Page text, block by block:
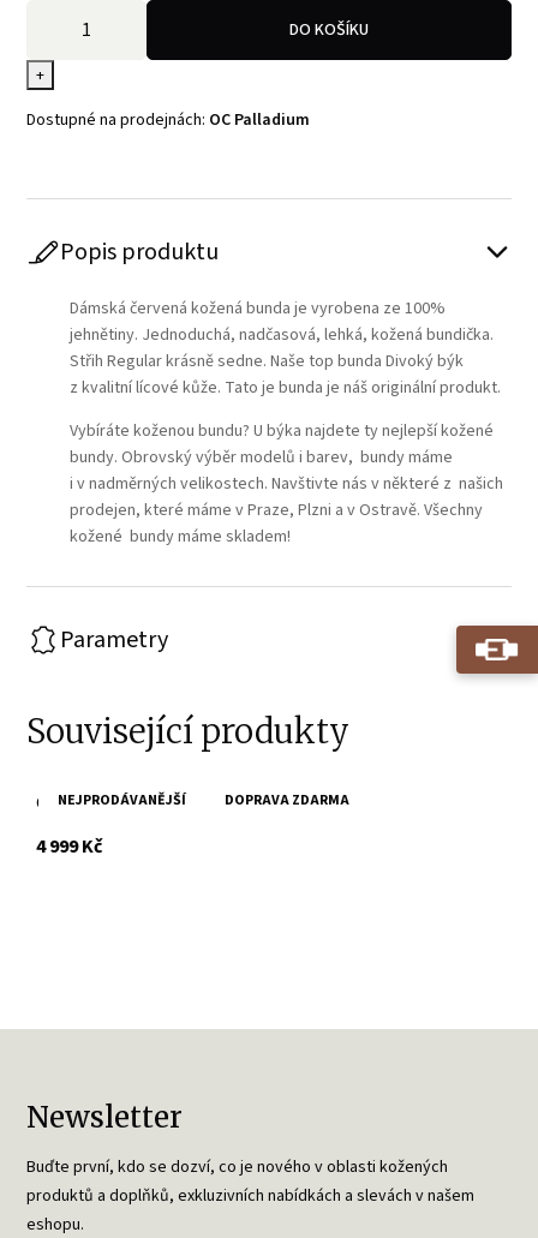
+
DO KOŠÍKU
Dostupné na prodejnách: OC Palladium
Popis produktu
Dámská červená kožená bunda je vyrobena ze 100%
jehnětiny. Jednoduchá, nadčasová, lehká, kožená bundička.
Střih Regular krásně sedne. Naše top bunda Divoký býk
z kvalitní lícové kůže. Tato je bunda je náš originální produkt.
Vybíráte koženou bundu? U býka najdete ty nejlepší kožené
bundy. Obrovský výběr modelů i barev, bundy máme
i v nadměrných velikostech. Navštivte nás v některé z našich
prodejen, které máme v Praze, Plzni a v Ostravě. Všechny
kožené bundy máme skladem!
Parametry
Související produkty
NEJPRODÁVANĚJŠÍ DOPRAVA ZDARMA
Černá kožená bunda GWJUANA
4 999 Kčs DPH
Newsletter
Buďte první, kdo se dozví, co je nového v oblasti kožených
produktů a doplňků, exkluzivních nabídkách a slevách v našem
eshopu.